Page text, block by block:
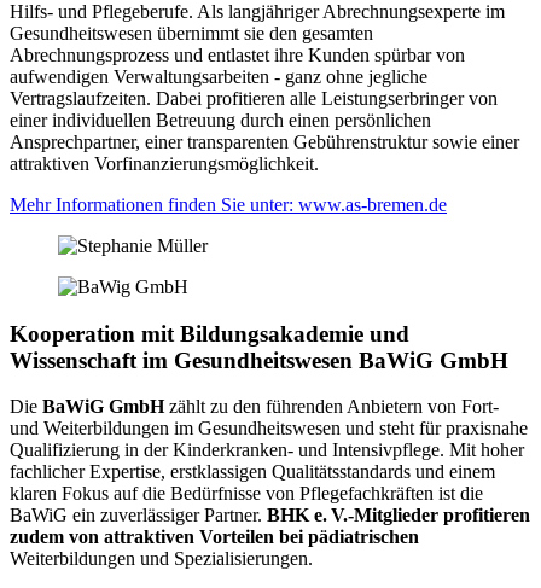
Hilfs- und Pflegeberufe. Als langjähriger Abrechnungsexperte im
Gesundheitswesen übernimmt sie den gesamten
Abrechnungsprozess und entlastet ihre Kunden spürbar von
aufwendigen Verwaltungsarbeiten - ganz ohne jegliche
Vertragslaufzeiten. Dabei profitieren alle Leistungserbringer von
einer individuellen Betreuung durch einen persönlichen
Ansprechpartner, einer transparenten Gebührenstruktur sowie einer
attraktiven Vorfinanzierungsmöglichkeit.
Mehr Informationen finden Sie unter: www.as-bremen.de
Kooperation mit Bildungsakademie und
Wissenschaft im Gesundheitswesen BaWiG GmbH
Die BaWiG GmbHzählt zu den führenden Anbietern von Fort-
und Weiterbildungen im Gesundheitswesen und steht für praxisnahe
Qualifizierung in der Kinderkranken- und Intensivpflege. Mit hoher
fachlicher Expertise, erstklassigen Qualitätsstandards und einem
klaren Fokus auf die Bedürfnisse von Pflegefachkräften ist die
BaWiG ein zuverlässiger Partner. BHK e. V.-Mitglieder profitieren
zudem von attraktiven Vorteilen bei pädiatrischen
Weiterbildungen und Spezialisierungen.